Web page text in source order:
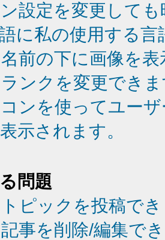
設定を変更して
に私の使用する
前の下に画像を
ンクを変更でき
ンを使ってユー
示されます。
問題
ピックを投稿で
事を削除/編集で